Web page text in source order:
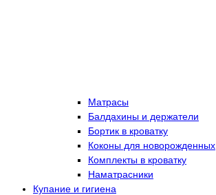
Матрасы
Балдахины и держатели
Бортик в кроватку
Коконы для новорожденных
Комплекты в кроватку
Наматрасники
Купание и гигиена